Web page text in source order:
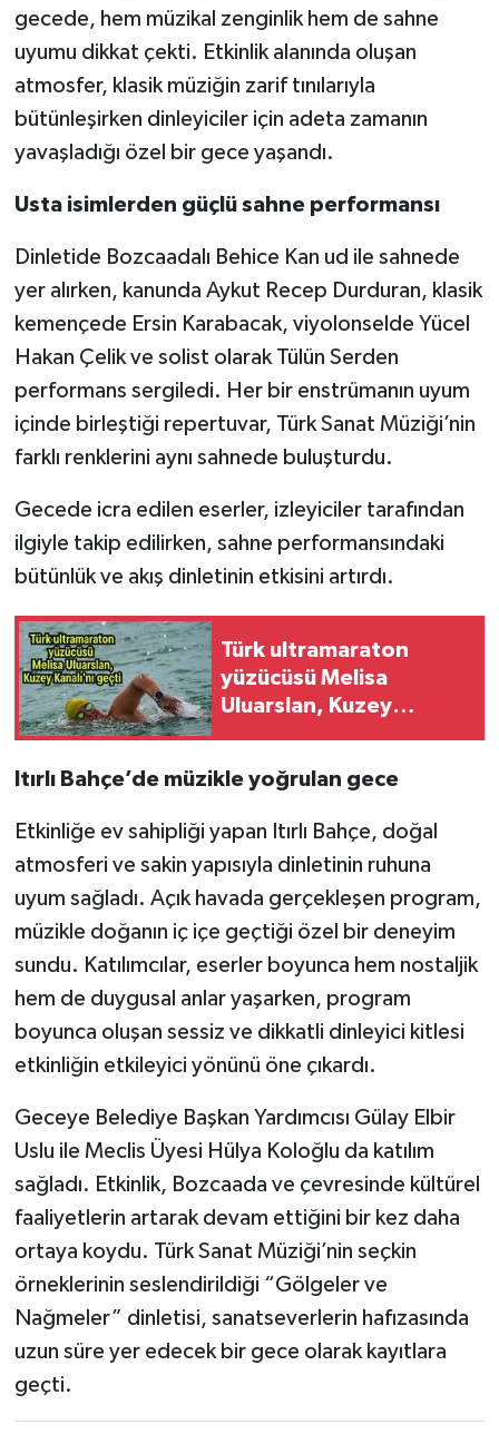
gecede, hem müzikal zenginlik hem de sahne
uyumu dikkat çekti. Etkinlik alanında oluşan
atmosfer, klasik müziğin zarif tınılarıyla
bütünleşirken dinleyiciler için adeta zamanın
yavaşladığı özel bir gece yaşandı.
Usta isimlerden güçlü sahne performansı
Dinletide Bozcaadalı Behice Kan ud ile sahnede
yer alırken, kanunda Aykut Recep Durduran, klasik
kemençede Ersin Karabacak, viyolonselde Yücel
Hakan Çelik ve solist olarak Tülün Serden
performans sergiledi. Her bir enstrümanın uyum
içinde birleştiği repertuvar, Türk Sanat Müziği’nin
farklı renklerini aynı sahnede buluşturdu.
Gecede icra edilen eserler, izleyiciler tarafından
ilgiyle takip edilirken, sahne performansındaki
bütünlük ve akış dinletinin etkisini artırdı.
Türk ultramaraton
yüzücüsü Melisa
Uluarslan, Kuzey
Itırlı Bahçe’de müzikle yoğrulan gece
Etkinliğe ev sahipliği yapan Itırlı Bahçe, doğal
atmosferi ve sakin yapısıyla dinletinin ruhuna
uyum sağladı. Açık havada gerçekleşen program,
müzikle doğanın iç içe geçtiği özel bir deneyim
sundu. Katılımcılar, eserler boyunca hem nostaljik
hem de duygusal anlar yaşarken, program
boyunca oluşan sessiz ve dikkatli dinleyici kitlesi
etkinliğin etkileyici yönünü öne çıkardı.
Geceye Belediye Başkan Yardımcısı Gülay Elbir
Uslu ile Meclis Üyesi Hülya Koloğlu da katılım
sağladı. Etkinlik, Bozcaada ve çevresinde kültürel
faaliyetlerin artarak devam ettiğini bir kez daha
ortaya koydu. Türk Sanat Müziği’nin seçkin
örneklerinin seslendirildiği “Gölgeler ve
Nağmeler” dinletisi, sanatseverlerin hafızasında
uzun süre yer edecek bir gece olarak kayıtlara
geçti.